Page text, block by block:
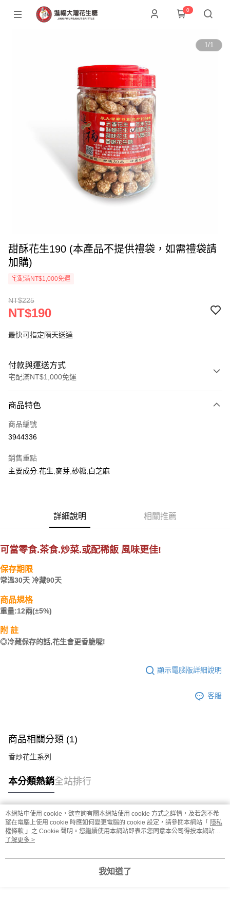
0
1/1
甜酥花生190 (本產品不提供禮袋，如需禮袋請
加購)
宅配滿NT$1,000免運
NT$225
NT$190
最快可指定隔天送達
付款與運送方式
宅配滿NT$1,000免運
信用卡一次付款
LINE Pay
街口支付
便利好安心！
２．便利：只要手機號碼，簡訊認證，即可結帳。
３．安心：先確認商品／服務後，再付款。
【「AFTEE先享後付」結帳流程】
１．於結帳方式選擇「AFTEE先享後付」後，將跳轉至「AFTEE先享後付」
結帳頁面，進行簡訊認證並確認金額後，即可完成結帳。
３．收到繳費通知簡訊後14天內，點擊此簡訊中的連結，可透過四大超商／
ATM／網路銀行／等多元方式進行付款，方視為交易完成。
易，需依本服務之必要範圍內提供個人資料，並將交易相關給付款項請求債
權轉讓予恩沛科技股份有限公司。
２．關於個人資料處理事宜，請瀏覽以下網址：
https://aftee.tw/terms/#terms3
「AFTEE先享後付」，若未經同意申辦者引起之損失，本公司不負相關責
請求用戶進行身份認證。
５．嚴禁一人註冊多個帳號或使用他人資訊註冊。若發現惡意使用之情形，
恩沛科技股份有限公司將有權停止該用戶之使用額度並採取法律行動。
運送方式
當天早上9點前下訂，隔日配達，不包含假日
每筆NT$150，滿NT$1,000(含以上)免運費
當天早上9點前下訂，隔日配達，不包含假日。
每筆NT$150，滿NT$1,000(含以上)免運費
商品特色
商品編號
3944336
銷售重點
主要成分:花生,麥芽,砂糖,白芝麻
詳細說明 相關推薦
可當零食.茶食.炒菜.或配稀飯 風味更佳!
保存期限
常溫30天 冷藏90天
商品規格
重量:12兩(±5%)​
附 註
◎冷藏保存的話,花生會更香脆喔​!
顯示電腦版詳細說明
客服
商品相關分類 (1)
香炒花生系列
本分類熱銷全站排行
熱門標籤
本網站中使用 cookie，欲查詢有關本網站使用 cookie 方式之詳情，及若您不希
望在電腦上使用 cookie 時應如何變更電腦的 cookie 設定，請參閱本網站「 隱私
權條款 」之 Cookie 聲明。您繼續使用本網站即表示您同意本公司得按本網站使
用條款之 Cookie 聲明使用 cookie。
了解更多 >
我知道了